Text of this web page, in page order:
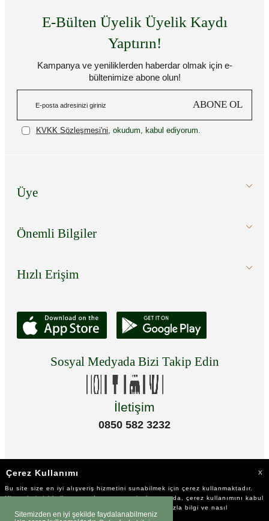
Sitemizden en iyi şekilde faydalanabilmeniz
E-Bülten Üyelik Üyelik Kaydı
Yaptırın!
Kampanya ve yeniliklerden haberdar olmak için e-
bültenimize abone olun!
ABONE OL
KVKK Sözleşmesi'ni , okudum, kabul ediyorum.
Üye
Önemli Bilgiler
Hızlı Erişim
Sosyal Medyada Bizi Takip Edin
İletişim
0850 582 3232
Çerez Kullanımı X
Bu site size en iyi alışveriş hizmetini sunabilmek için çerez kullanmaktadır.
Hizmetlerimizi kullanmaya devam etmeniz durumunda, çerez kullanımını kabul
ettiğinizi varsayacağız. Çerezler hakkında daha fazla bilgi ve nasıl
reddedeceğinizi öğrenmek içintıklayınız